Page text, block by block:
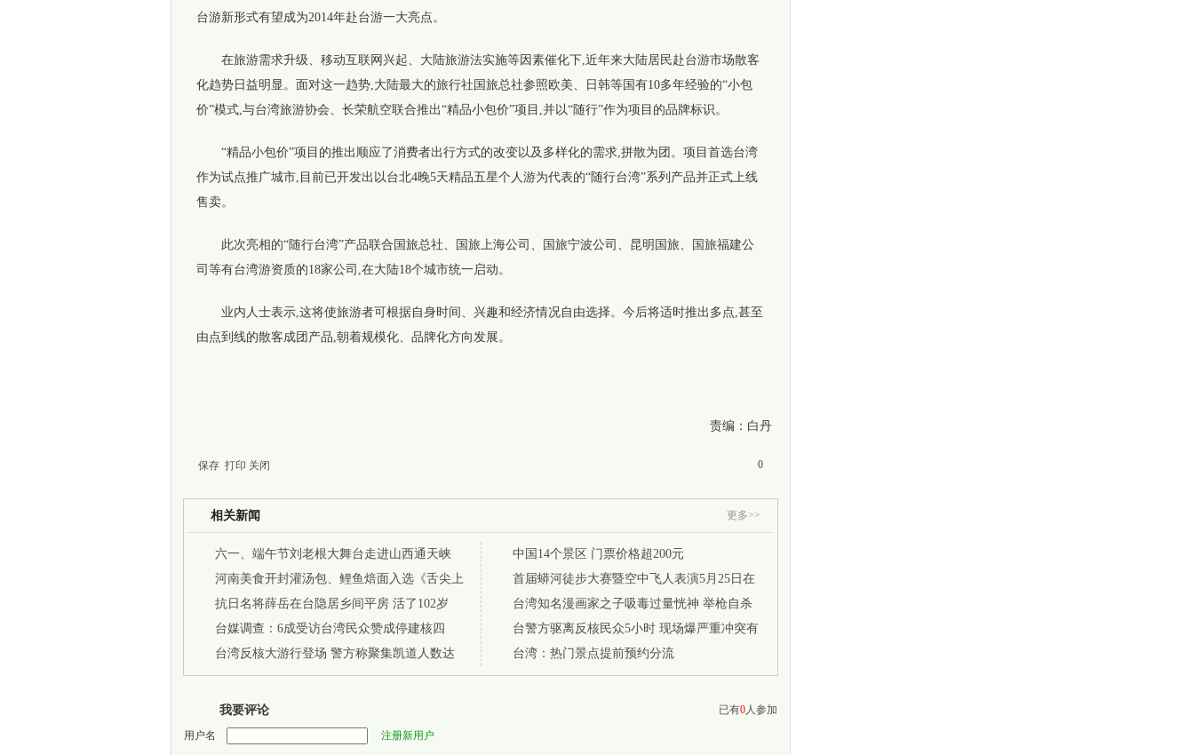
台游新形式有望成为2014年赴台游一大亮点。
在旅游需求升级、移动互联网兴起、大陆旅游法实施等因素催化下,近年来大陆居民赴台游市场散客
化趋势日益明显。面对这一趋势,大陆最大的旅行社国旅总社参照欧美、日韩等国有10多年经验的“小包
价”模式,与台湾旅游协会、长荣航空联合推出“精品小包价”项目,并以“随行”作为项目的品牌标识。
“精品小包价”项目的推出顺应了消费者出行方式的改变以及多样化的需求,拼散为团。项目首选台湾
作为试点推广城市,目前已开发出以台北4晚5天精品五星个人游为代表的“随行台湾”系列产品并正式上线
售卖。
此次亮相的“随行台湾”产品联合国旅总社、国旅上海公司、国旅宁波公司、昆明国旅、国旅福建公
司等有台湾游资质的18家公司,在大陆18个城市统一启动。
业内人士表示,这将使旅游者可根据自身时间、兴趣和经济情况自由选择。今后将适时推出多点,甚至
由点到线的散客成团产品,朝着规模化、品牌化方向发展。
责编：白丹
保存 打印 关闭 0
相关新闻 更多>>
六一、端午节刘老根大舞台走进山西通天峡
河南美食开封灌汤包、鲤鱼焙面入选《舌尖上
的中国2》
抗日名将薛岳在台隐居乡间平房 活了102岁
台媒调查：6成受访台湾民众赞成停建核四
台湾反核大游行登场 警方称聚集凯道人数达
万人
中国14个景区 门票价格超200元
首届蟒河徒步大赛暨空中飞人表演5月25日在
山西举办
台湾知名漫画家之子吸毒过量恍神 举枪自杀
台警方驱离反核民众5小时 现场爆严重冲突有
人受伤
台湾：热门景点提前预约分流
我要评论 已有0人参加
用户名 注册新用户